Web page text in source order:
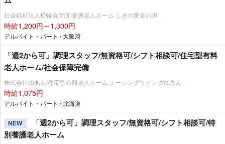
社会福祉法人松輪会/特別養護老人ホーム しぎの黄金の里
時給1,200円～1,300円
アルバイト・パート / 大阪府
「週2から可」調理スタッフ/無資格可/シフト相談可/住宅型有料
老人ホーム/社会保障完備
株式会社ゆあん/住宅型有料老人ホーム ナーシングリビングゆあん
時給1,075円
アルバイト・パート / 北海道
NEW
「週2から可」調理スタッフ/無資格可/シフト相談可/特
別養護老人ホーム